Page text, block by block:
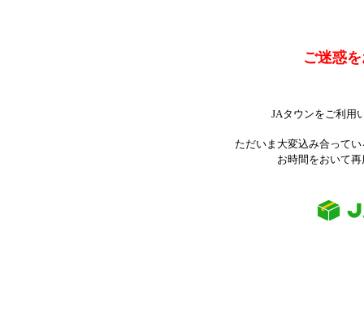
ご迷惑
JAタウンをご利用
ただいま大変込み合って
お時間をおいて